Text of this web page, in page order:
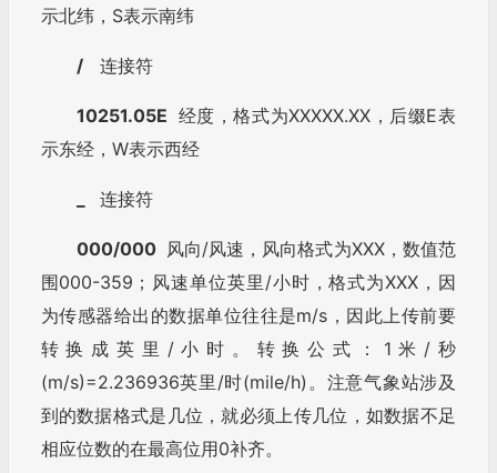
示北纬，S表示南纬
/连接符
10251.05E 经度，格式为XXXXX.XX，后缀E表
示东经，W表示西经
连接符
000/000 风向/风速，风向格式为XXX，数值范
围000-359；风速单位英里/小时，格式为XXX，因
为传感器给出的数据单位往往是m/s，因此上传前要
转换成英里/小时。转换公式：1米/秒
(m/s)=2.236936英里/时(mile/h)。注意气象站涉及
到的数据格式是几位，就必须上传几位，如数据不足
相应位数的在最高位用0补齐。